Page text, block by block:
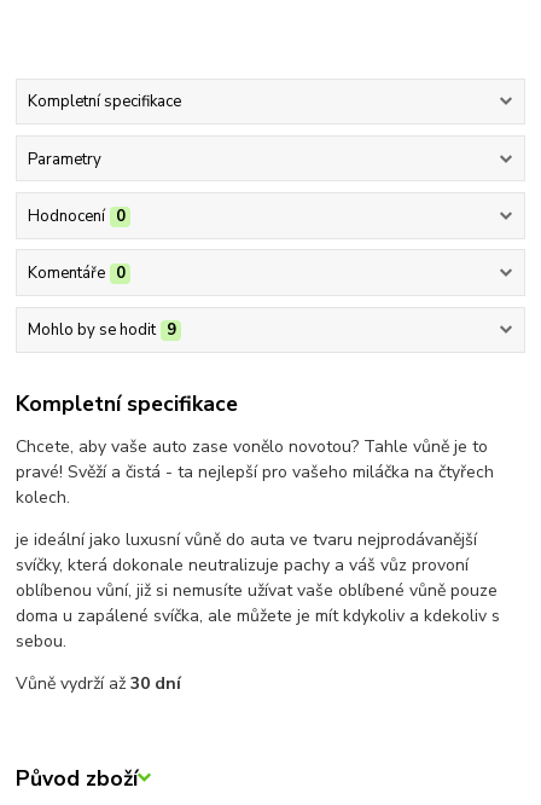
Kompletní specifikace
Parametry
Hodnocení 0
Komentáře 0
Mohlo by se hodit 9
Kompletní specifikace
Chcete, aby vaše auto zase vonělo novotou? Tahle vůně je to
pravé! Svěží a čistá - ta nejlepší pro vašeho miláčka na čtyřech
kolech.
je ideální jako luxusní vůně do auta ve tvaru nejprodávanější
svíčky, která dokonale neutralizuje pachy a váš vůz provoní
oblíbenou vůní, již si nemusíte užívat vaše oblíbené vůně pouze
doma u zapálené svíčka, ale můžete je mít kdykoliv a kdekoliv s
sebou.
Vůně vydrží až30 dní
Původ zboží